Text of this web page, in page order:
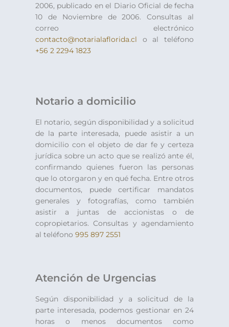
2006, publicado en el Diario Oficial de fecha
10 de Noviembre de 2006. Consultas al
correo electrónico
contacto@notarialaflorida.cl o al teléfono
+56 2 2294 1823
Notario a domicilio
El notario, según disponibilidad y a solicitud
de la parte interesada, puede asistir a un
domicilio con el objeto de dar fe y certeza
jurídica sobre un acto que se realizó ante él,
confirmando quienes fueron las personas
que lo otorgaron y en qué fecha. Entre otros
documentos, puede certificar mandatos
generales y fotografías, como también
asistir a juntas de accionistas o de
copropietarios. Consultas y agendamiento
al teléfono 995 897 2551
Atención de Urgencias
Según disponibilidad y a solicitud de la
parte interesada, podemos gestionar en 24
horas o menos documentos como